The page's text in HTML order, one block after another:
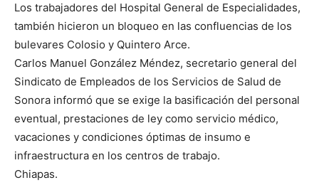
Los trabajadores del Hospital General de Especialidades,
también hicieron un bloqueo en las confluencias de los
bulevares Colosio y Quintero Arce.
Carlos Manuel González Méndez, secretario general del
Sindicato de Empleados de los Servicios de Salud de
Sonora informó que se exige la basificación del personal
eventual, prestaciones de ley como servicio médico,
vacaciones y condiciones óptimas de insumo e
infraestructura en los centros de trabajo.
Chiapas.